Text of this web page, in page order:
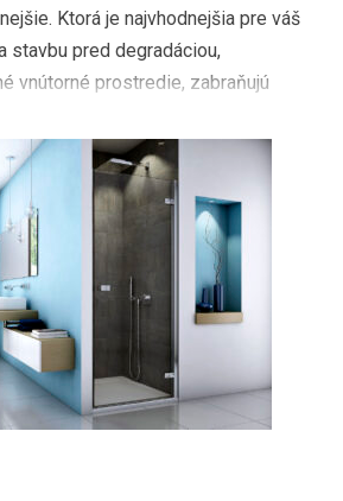
Ktorá je najvhodnejšia pre váš
stavbu pred degradáciou,
vnútorné prostredie, zabraňujú